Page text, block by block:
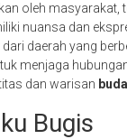
oleh masyarakat,
nuansa dan
daerah yang
menjaga
dan warisan
Bugis